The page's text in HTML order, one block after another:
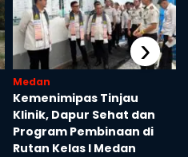
Medan
Kemenimipas Tinjau
Klinik, Dapur Sehat dan
Program Pembinaan di
Rutan Kelas I Medan
›